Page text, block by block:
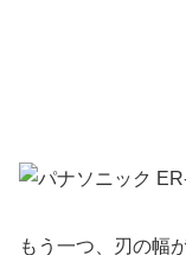
もう一つ、刃の幅